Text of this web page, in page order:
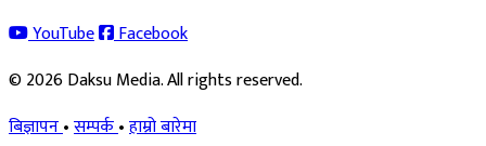
YouTube
Facebook
© 2026 Daksu Media. All rights reserved.
बिज्ञापन•सम्पर्क•हाम्रो बारेमा